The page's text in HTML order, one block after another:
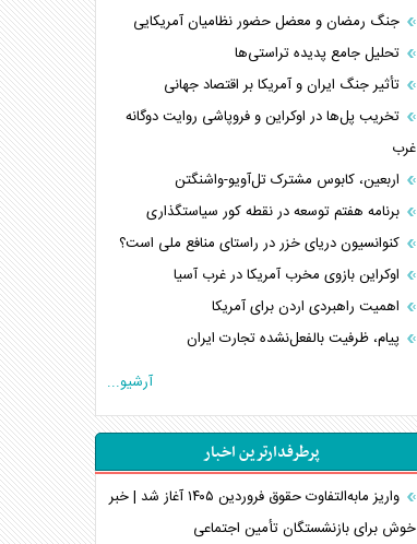
جنگ رمضان و معضل حضور نظامیان آمریکایی
تحلیل جامع پدیده تراستی‌ها
تأثیر جنگ ایران و آمریکا بر اقتصاد جهانی
تخریب پل‌ها در اوکراین و فروپاشی روایت دوگانه
غرب
اربعین، کابوس مشترک تل‌آویو-واشنگتن
برنامه هفتم توسعه در نقطه کور سیاستگذاری
کنوانسیون دریای خزر در راستای منافع ملی است؟
اوکراین بازوی مخرب آمریکا در غرب آسیا
اهمیت راهبردی اردن برای آمریکا
پیام، ظرفیت بالفعل‌نشده تجارت ایران
همسویی عربستان با سنتکام علیه متحدان ایران
چرا کویت به دنبال شریک امنیتی جدید است؟
اعتراف غرب به قدرت ایران در تثبیت معادلات
خطای راهبردی ترامپ مقابل برزیل
متن و حاشیه سفر نتانیاهو به آمریکا
آرشیو...
پرطرفدارترین اخبار
واریز مابه‌التفاوت حقوق فروردین ۱۴۰۵ آغاز شد | خبر
خوش برای بازنشستگان تأمین اجتماعی